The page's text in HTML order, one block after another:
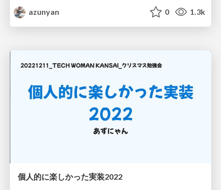
azunyan
0 1.3k
個人的に楽しかった実装2022